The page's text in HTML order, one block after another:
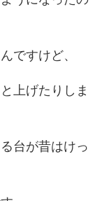
ですけど、
上げたりしま
台が昔はけっ